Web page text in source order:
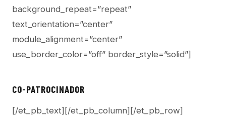
background_repeat=”repeat”
text_orientation=”center”
module_alignment=”center”
use_border_color=”off” border_style=”solid”]
CO-PATROCINADOR
[/et_pb_text][/et_pb_column][/et_pb_row]